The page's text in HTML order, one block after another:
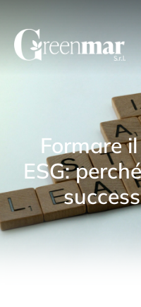
Formare
ESG: